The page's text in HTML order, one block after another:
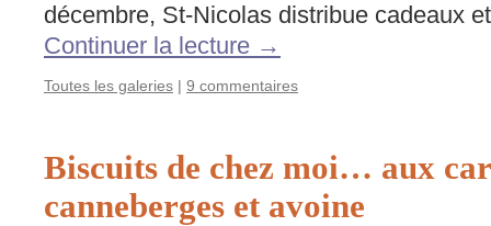
décembre, St-Nicolas distribue cadeaux
Continuer la lecture →
Toutes les galeries | 9 commentaires
Biscuits de chez moi… aux
canneberges et avoine